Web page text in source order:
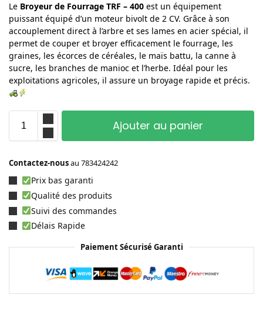
Le Broyeur de Fourrage TRF – 400 est un équipement
puissant équipé d’un moteur bivolt de 2 CV. Grâce à son
accouplement direct à l’arbre et ses lames en acier spécial, il
permet de couper et broyer efficacement le fourrage, les
graines, les écorces de céréales, le maïs battu, la canne à
sucre, les branches de manioc et l’herbe. Idéal pour les
exploitations agricoles, il assure un broyage rapide et précis.
Ajouter au panier
Contactez-nousau 783424242
Prix bas garanti
Qualité des produits
Suivi des commandes
Délais Rapide
Paiement Sécurisé Garanti